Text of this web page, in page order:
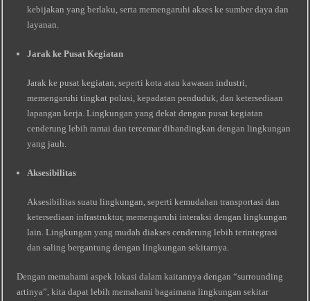
kebijakan yang berlaku, serta memengaruhi akses ke sumber daya dan
layanan.
Jarak ke Pusat Kegiatan
Jarak ke pusat kegiatan, seperti kota atau kawasan industri,
memengaruhi tingkat polusi, kepadatan penduduk, dan ketersediaan
lapangan kerja. Lingkungan yang dekat dengan pusat kegiatan
cenderung lebih ramai dan tercemar dibandingkan dengan lingkungan
yang jauh.
Aksesibilitas
Aksesibilitas suatu lingkungan, seperti kemudahan transportasi dan
ketersediaan infrastruktur, memengaruhi interaksi dengan lingkungan
lain. Lingkungan yang mudah diakses cenderung lebih terintegrasi
dan saling bergantung dengan lingkungan sekitarnya.
Dengan memahami aspek lokasi dalam kaitannya dengan “surrounding
artinya”, kita dapat lebih memahami bagaimana lingkungan sekitar